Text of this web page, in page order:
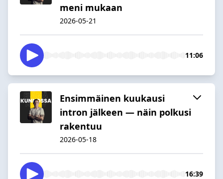
meni mukaan
2026-05-21
11:06
Ensimmäinen kuukausi
intron jälkeen — näin polkusi
rakentuu
2026-05-18
16:39